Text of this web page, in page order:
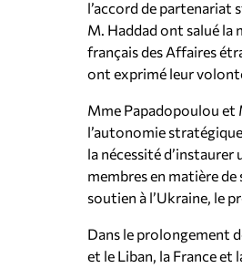
l’accord de
M. Haddad ont salué la
français des Affaires
ont exprimé leur
Mme Papadopoulou et
l’autonomie
la nécessité
membres en matière de
soutien à l’Ukraine, le
Dans le prolongement
et le Liban, la France et